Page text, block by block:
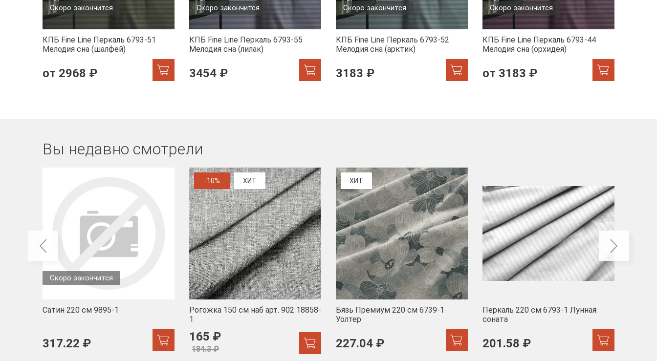
Скоро закончится
КПБ Fine Line Перкаль 6793-51
Мелодия сна (шалфей)
от 2968 ₽
Скоро закончится
КПБ Fine Line Перкаль 6793-55
Мелодия сна (лилак)
3454 ₽
Скоро закончится
КПБ Fine Line Перкаль 6793-52
Мелодия сна (арктик)
3183 ₽
Скоро закончится
КПБ Fine Line Перкаль 6793-44
Мелодия сна (орхидея)
от 3183 ₽
Вы недавно смотрели
Скоро закончится
Сатин 220 см 9895-1
317.22 ₽
-10% ХИТ
Рогожка 150 см наб арт. 902 18858-
1
165 ₽
184.3 ₽
ХИТ
Бязь Премиум 220 см 6739-1
Уолтер
227.04 ₽
Перкаль 220 см 6793-1 Лунная
соната
201.58 ₽